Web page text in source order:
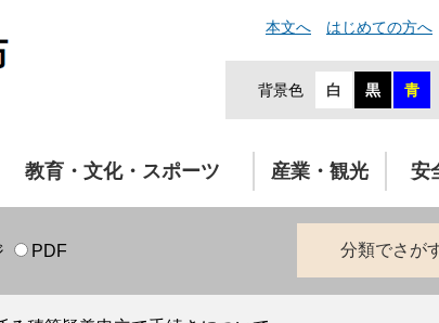
本文へ はじめての方へ
背景色 白 黒 青
教育・文化・スポーツ 産業・観光 安
PDF 分類でさが